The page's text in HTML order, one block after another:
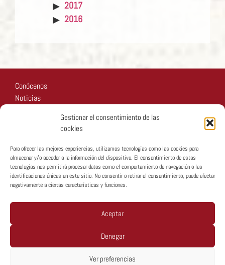
Gestionar el consentimiento de las
cookies
Para ofrecer las mejores experiencias, utilizamos tecnologías como las cookies para
almacenar y/o acceder a la información del dispositivo. El consentimiento de estas
tecnologías nos permitirá procesar datos como el comportamiento de navegación o las
identificaciones únicas en este sitio. No consentir o retirar el consentimiento, puede afectar
negativamente a ciertas características y funciones.
Aceptar
Denegar
Ver preferencias
2017
2016
Conócenos
Noticias
Copyright © MTA España 2026
Política De Privacidad